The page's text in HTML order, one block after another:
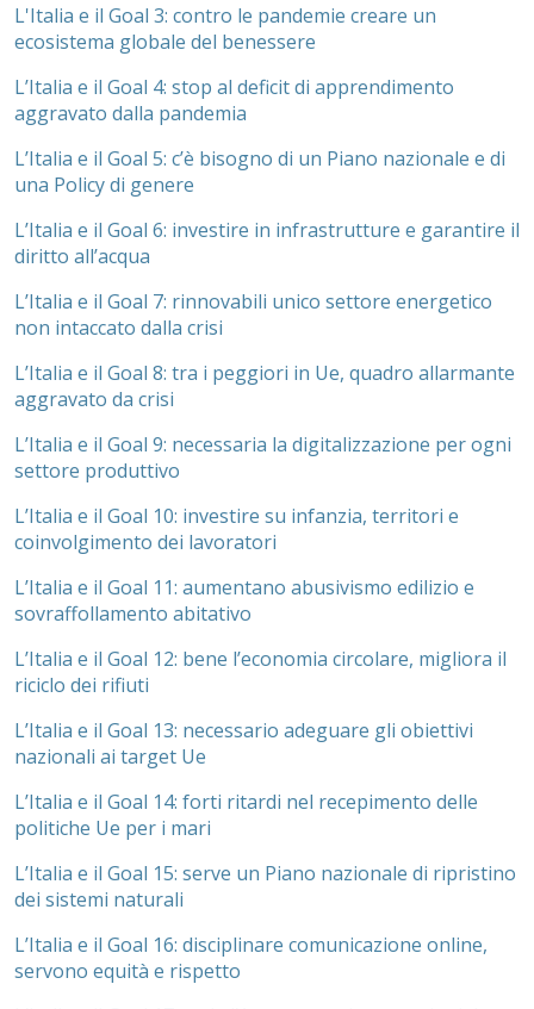
L'Italia e il Goal 3: contro le pandemie creare un
ecosistema globale del benessere
L’Italia e il Goal 4: stop al deficit di apprendimento
aggravato dalla pandemia
L’Italia e il Goal 5: c’è bisogno di un Piano nazionale e di
una Policy di genere
L’Italia e il Goal 6: investire in infrastrutture e garantire il
diritto all’acqua
L’Italia e il Goal 7: rinnovabili unico settore energetico
non intaccato dalla crisi
L’Italia e il Goal 8: tra i peggiori in Ue, quadro allarmante
aggravato da crisi
L’Italia e il Goal 9: necessaria la digitalizzazione per ogni
settore produttivo
L’Italia e il Goal 10: investire su infanzia, territori e
coinvolgimento dei lavoratori
L’Italia e il Goal 11: aumentano abusivismo edilizio e
sovraffollamento abitativo
L’Italia e il Goal 12: bene l’economia circolare, migliora il
riciclo dei rifiuti
L’Italia e il Goal 13: necessario adeguare gli obiettivi
nazionali ai target Ue
L’Italia e il Goal 14: forti ritardi nel recepimento delle
politiche Ue per i mari
L’Italia e il Goal 15: serve un Piano nazionale di ripristino
dei sistemi naturali
L’Italia e il Goal 16: disciplinare comunicazione online,
servono equità e rispetto